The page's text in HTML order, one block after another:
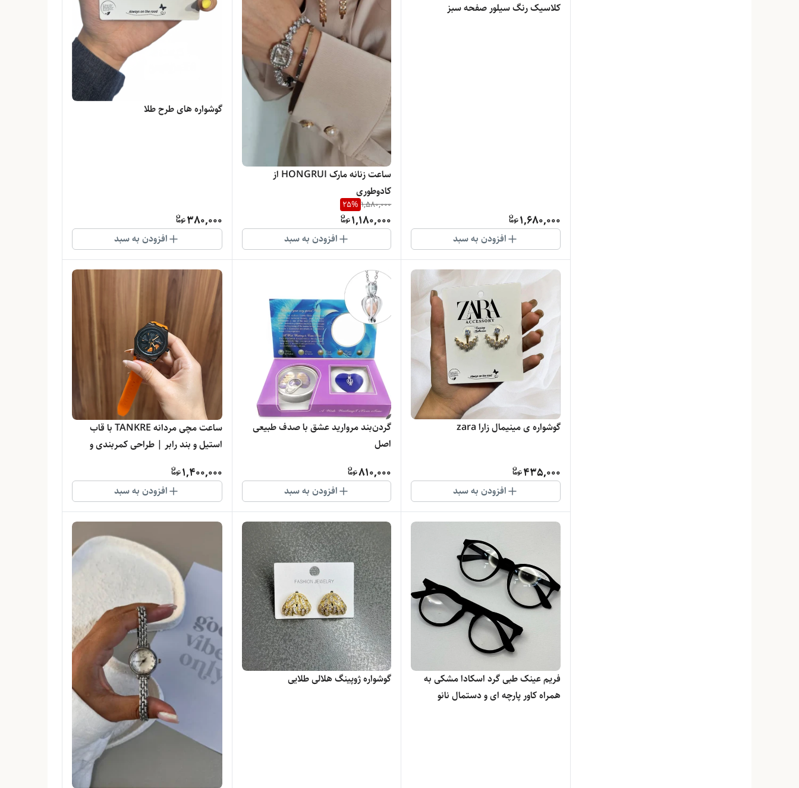
کلاسیک رنگ سیلور صفحه سبز
1,680,000
افزودن به سبد
ساعت زنانه مارک HONGRUI از
کادوطوری
1,580,000
25%
1,180,000
افزودن به سبد
گوشواره های طرح طلا
380,000
افزودن به سبد
گوشواره ی مینیمال زارا zara
435,000
افزودن به سبد
گردن‌بند مروارید عشق با صدف طبیعی
اصل
810,000
افزودن به سبد
ساعت مچی مردانه TANKRE با قاب
استیل و بند رابر | طراحی کمربندی و
1,400,000
افزودن به سبد
فریم عینک طبی گرد اسکادا مشکی به
همراه کاور پارچه ای و دستمال نانو
گوشواره ژوپینگ هلالی طلایی